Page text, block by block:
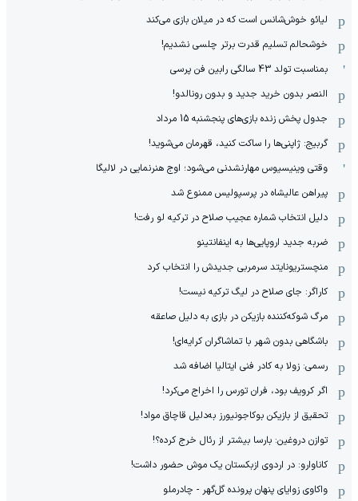
لیائو خوش‌شانس است که در میلان بازی می‌کند
خوشحالم تسلیم قدرت برتر چلسی نشدیم!
بمناسبت تولد 43 سالگی رابین فن پرسی
النصر بدون خرید جدید و بدون رونالدو!
جدول پخش زنده بازی‌های پنجشنبه 15 مرداد
گربیج: ژاپنی‌ها را ساکت کنید، قهرمان می‌شوید!
وقتی وینیسیوس مهارنشدنی می‌شود؛ اوج هنرنمایی در لالیگا
پیراهن عالیشاه در پرسپولیس ممنوع شد
دلیل انتخاب شماره عجیب صلاح در ترکیه لو رفت!
ضربه جدید اروپایی‌ها به اینفانتینو
منچستریونایتد سرمربی جدیدش را انتخاب کرد
کاراگر: جای صلاح در لیگ ترکیه نیست!
مرگ شوکه‌کننده بازیکن در بازی به دلیل صاعقه
باشگاهی بدون شهر با تماشاگران کرایه‌ای!
رسمی: زولا به کادر فنی ایتالیا اضافه شد
اگر کرویف بود، فران تورس را اخراج می‌کرد!
تحقیق از بازیکن بوکاجونیورز به‌دلیل قاچاق مواد!
توازن دروغین: بارسا بیشتر از رئال خرج کرده؟!
کاناوارو: در اردوی ازبکستان یک موش حضور داشت!
واکاوی زوایای پنهان پرونده گل‌گهر - چادرملو